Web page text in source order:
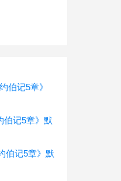
约伯记5章》
伯记5章》默
伯记5章》默